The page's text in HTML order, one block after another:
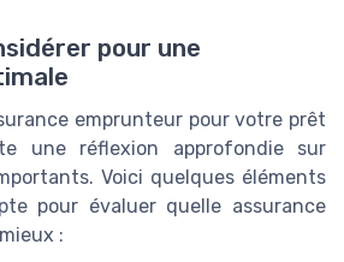
pour une
emprunteur pour votre prêt
une réflexion approfondie sur
Voici quelques éléments
pour évaluer quelle assurance
: